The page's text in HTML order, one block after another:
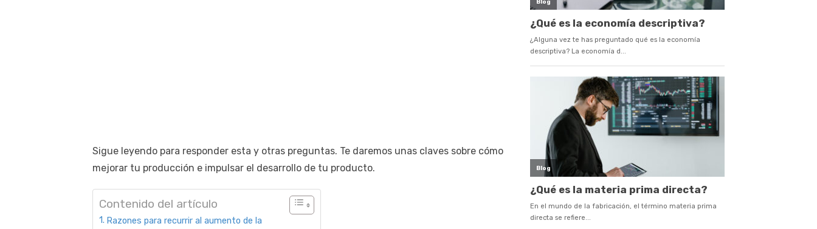
Sigue leyendo para responder esta y otras preguntas. Te daremos unas claves sobre cómo
mejorar tu producción e impulsar el desarrollo de tu producto.
Contenido del artículo
Razones para recurrir al aumento de la